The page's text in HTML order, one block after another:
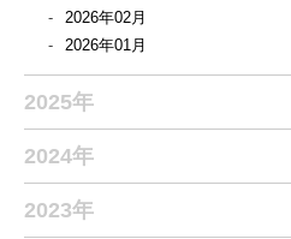
2026年02月
2026年01月
2025年
2024年
2023年